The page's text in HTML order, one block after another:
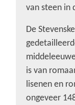
van steen in
De
is van
lisenen en
ongeveer